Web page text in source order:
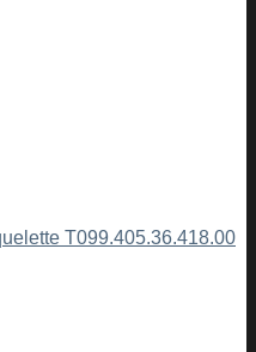
T099.405.36.418.00